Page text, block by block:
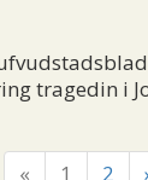
tragedin i
« 1 2